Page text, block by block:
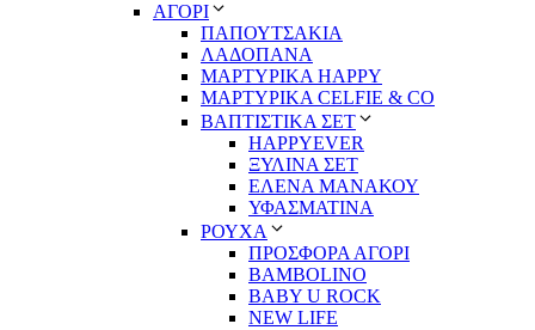
ΑΓΟΡΙ
ΠΑΠΟΥΤΣΑΚΙΑ
ΛΑΔΟΠΑΝΑ
ΜΑΡΤΥΡΙΚΑ HAPPY
ΜΑΡΤΥΡΙΚΑ CELFIE & CO
ΒΑΠΤΙΣΤΙΚΑ ΣΕΤ
HAPPYEVER
ΞΥΛΙΝΑ ΣΕΤ
ΕΛΕΝΑ ΜΑΝΑΚΟΥ
ΥΦΑΣΜΑΤΙΝΑ
ΡΟΥΧΑ
ΠΡΟΣΦΟΡΑ ΑΓΟΡΙ
BAMBOLINO
BABY U ROCK
NEW LIFE